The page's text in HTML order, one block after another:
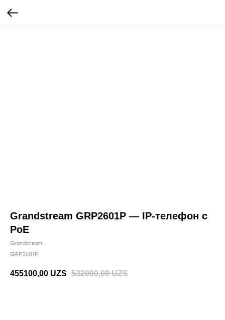
Grandstream GRP2601P — IP-телефон с
PoE
Grandstream
GRP2601P
455100,00 UZS 532000,00 UZS